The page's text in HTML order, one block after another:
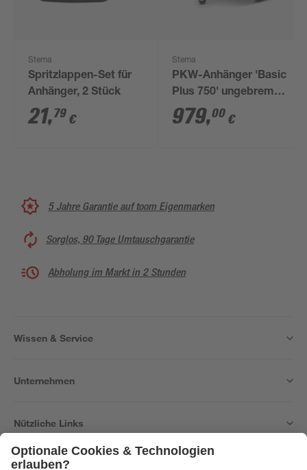
Stema
Spritzlappen-Set für
Anhänger, 2 Stück
21,79 €
Stema
PKW-Anhänger 'Basic
Plus 750' ungebremst
750 kg mit
Hochspriegel
979,00 €
5 Jahre Garantie auf toom Eigenmarken
Sorglos, 90 Tage Umtauschgarantie
Abholung im Markt in 2 Stunden
Wissen & Service
Unternehmen
Nützliche Links